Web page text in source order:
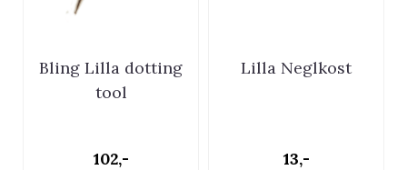
Bling Lilla dotting
tool
102,-
Lilla Neglkost
13,-